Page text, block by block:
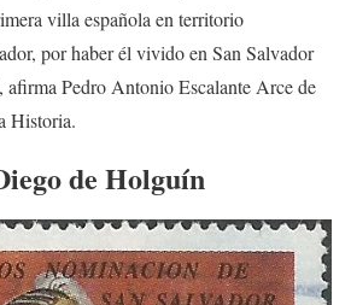
villa española en territorio
por haber él vivido en San Salvador
afirma Pedro Antonio Escalante Arce de
Historia.
de Holguín